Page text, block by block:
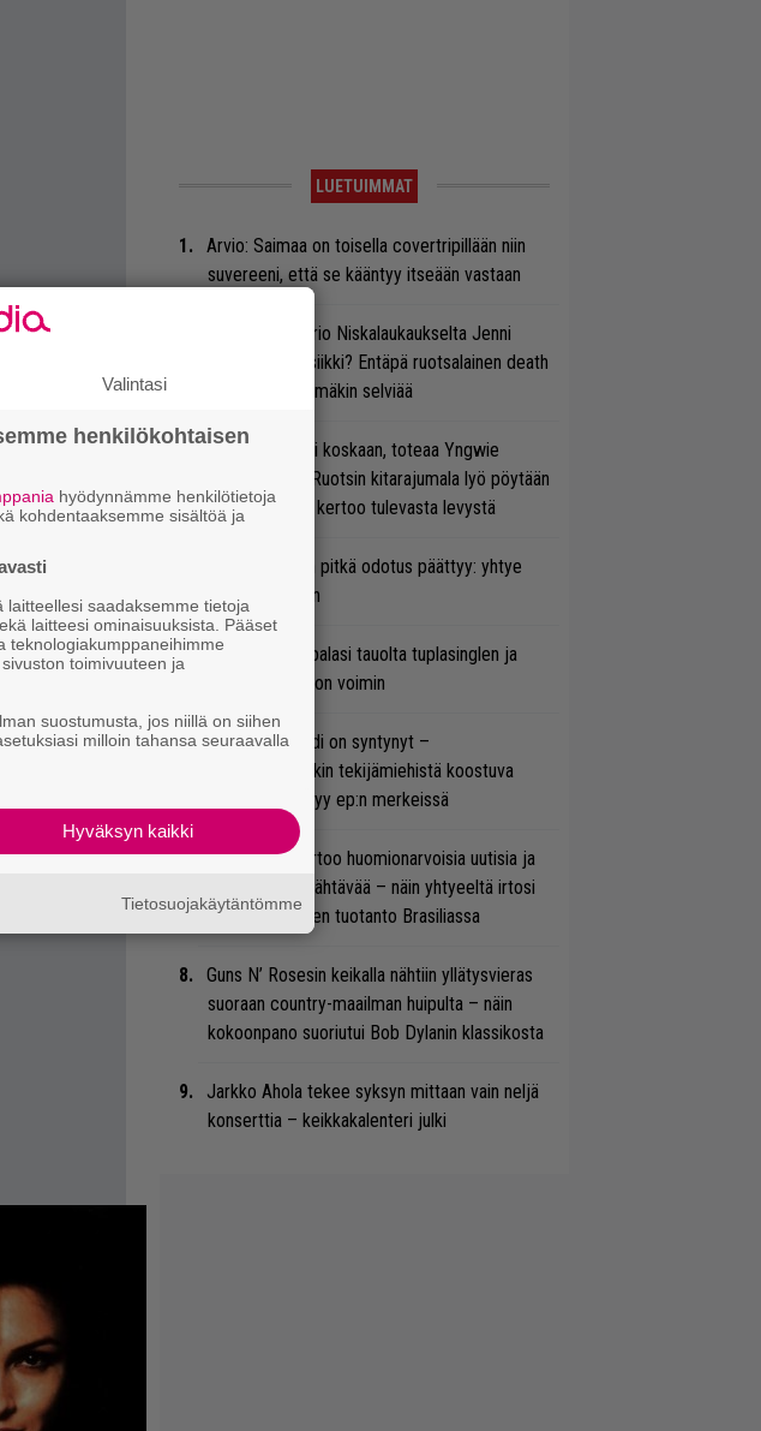
LUETUIMMAT
Arvio: Saimaa on toisella covertripillään niin
suvereeni, että se kääntyy itseään vastaan
Miten taipuu Trio Niskalaukaukselta Jenni
Vartiaisen musiikki? Entäpä ruotsalainen death
metal? Pian tämäkin selviää
Se on nyt tai ei koskaan, toteaa Yngwie
Malmsteen – Ruotsin kitarajumala lyö pöytään
uuden biisin ja kertoo tulevasta levystä
Weezer-fanien pitkä odotus päättyy: yhtye
tulee Suomeen
Blind Channel palasi tauolta tuplasinglen ja
näyttävän videon voimin
Uusi superbändi on syntynyt –
Vaihtoehtorockin tekijämiehistä koostuva
ryhmä esittäytyy ep:n merkeissä
Linkin Park kertoo huomionarvoisia uutisia ja
tarjoaa uutta nähtävää – näin yhtyeeltä irtosi
Meteora-aikojen tuotanto Brasiliassa
Guns N’ Rosesin keikalla nähtiin yllätysvieras
suoraan country-maailman huipulta – näin
kokoonpano suoriutui Bob Dylanin klassikosta
Jarkko Ahola tekee syksyn mittaan vain neljä
konserttia – keikkakalenteri julki
Valintasi
henkilökohtaisen
hyödynnämme henkilötietoja
kohdentaaksemme sisältöä ja
saadaksemme tietoja
laitteesi ominaisuuksista. Pääset
teknologiakumppaneihimme
toimivuuteen ja
suostumusta, jos niillä on siihen
milloin tahansa seuraavalla
Hyväksyn kaikki
Tietosuojakäytäntömme